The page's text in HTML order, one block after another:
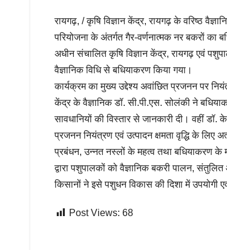
रायगढ़, / कृषि विज्ञान केंद्र, रायगढ़ के वरिष्ठ
परियोजना के अंतर्गत गैर-वर्णनात्मक नर बकरों का
अधीन संचालित कृषि विज्ञान केंद्र, रायगढ़ एवं
वैज्ञानिक विधि से बधियाकरण किया गया।
कार्यक्रम का मुख्य उद्देश्य अवांछित प्रजनन पर
केंद्र के वैज्ञानिक डॉ. सी.पी.एस. सोलंकी ने
सावधानियों की विस्तार से जानकारी दी। वहीं
प्रजनन नियंत्रण एवं उत्पादन क्षमता वृद्धि के लिए
प्रबंधन, उन्नत नस्लों के महत्व तथा बधियाकरण के
द्वारा पशुपालकों को वैज्ञानिक बकरी पालन,
किसानों ने इसे पशुधन विकास की दिशा में उपयोगी
Post Views: 68